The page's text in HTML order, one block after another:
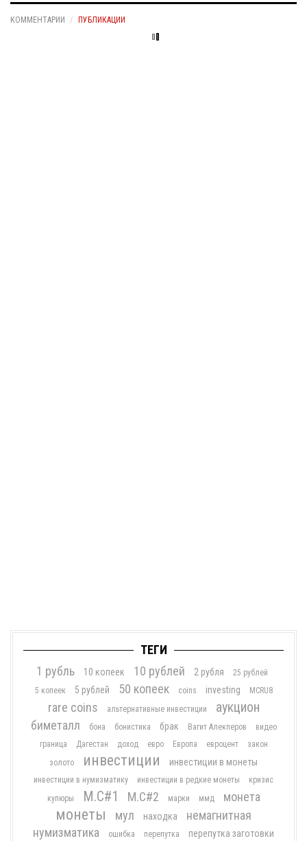
КОММЕНТАРИИ ПУБЛИКАЦИИ
ТЕГИ
1 рубль
10 копеек 10 рублей 2 рубля
25 рублей
5 копеек
5 рублей 50 копеек coins investing MCRU8
rare coins альтернативные инвестиции аукцион
биметалл бона бонистика брак Вагит Алекперов
видео
граница
Дагестан доход евро Европа евроцент
закон
золото
инвестиции инвестиции в монеты
инвестиции в нумизматику инвестиции в редкие монеты
кризис
купюры
М.С#1 М.С#2 марки ммд монета
монеты мул находка
немагнитная
нумизматика
ошибка перепутка перепутка заготовки